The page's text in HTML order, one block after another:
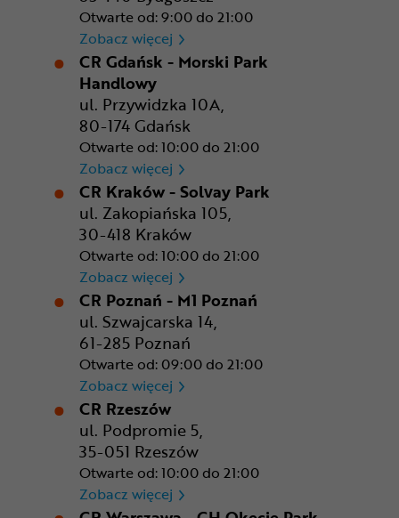
Otwarte od: 9:00 do 21:00
Zobacz więcej CR Bydgoszcz - Comfy Park
CR Gdańsk - Morski Park
Handlowy
ul. Przywidzka 10A,
80-174 Gdańsk
Otwarte od: 10:00 do 21:00
Zobacz więcej CR Gdańsk - Morski Park
CR Kraków - Solvay Park
ul. Zakopiańska 105,
30-418 Kraków
Otwarte od: 10:00 do 21:00
Zobacz więcej CR Kraków - Solvay Park
CR Poznań - M1 Poznań
ul. Szwajcarska 14,
61-285 Poznań
Otwarte od: 09:00 do 21:00
Zobacz więcej CR Poznań - M1 Poznań
CR Rzeszów
ul. Podpromie 5,
35-051 Rzeszów
Otwarte od: 10:00 do 21:00
Zobacz więcej CR Rzeszów